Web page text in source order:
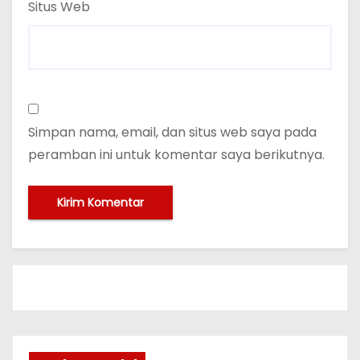
Situs Web
Simpan nama, email, dan situs web saya pada
peramban ini untuk komentar saya berikutnya.